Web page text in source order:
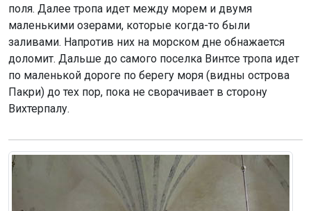
поля. Далее тропа идет между морем и двумя
маленькими озерами, которые когда-то были
заливами. Напротив них на морском дне обнажается
доломит. Дальше до самого поселка Винтсе тропа идет
по маленькой дороге по берегу моря (видны острова
Пакри) до тех пор, пока не сворачивает в сторону
Вихтерпалу.